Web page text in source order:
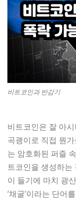
비트코인과 반감기
비트코인은 잘 아
곡괭이로 직접 뭔
는 암호화된 퍼즐
트코인을 생성하는
이 들기에 마치 광
‘채굴’이라는 단어